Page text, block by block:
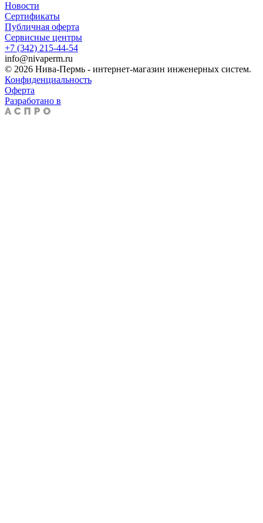
Новости
Сертификаты
Публичная оферта
Сервисные центры
+7 (342) 215-44-54
info@nivaperm.ru
© 2026 Нива-Пермь - интернет-магазин инженерных систем.
Конфиденциальность
Оферта
Разработано в